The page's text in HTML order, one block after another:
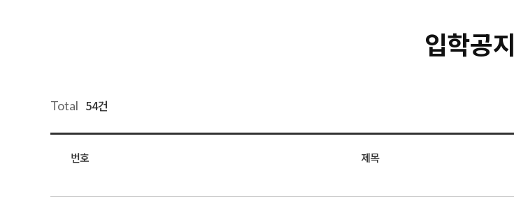
입학공지
Total 54건
번호 제목